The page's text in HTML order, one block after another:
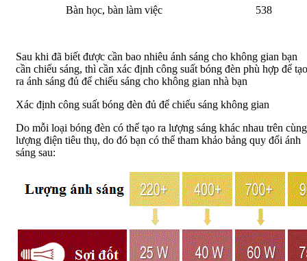
Bàn học, bàn làm việc 538
Sau khi đã biết được cần bao nhiêu ánh sáng cho không gian bạn
cần chiếu sáng, thì cần xác định công suất bóng đèn phù hợp để tạo
ra ánh sáng đủ để chiếu sáng cho không gian nhà bạn
Xác định công suất bóng đèn đủ để chiếu sáng không gian
Do mỗi loại bóng đèn có thể tạo ra lượng sáng khác nhau trên cùng
lượng điện tiêu thụ, do đó bạn có thể tham khảo bảng quy đổi ánh
sáng sau: